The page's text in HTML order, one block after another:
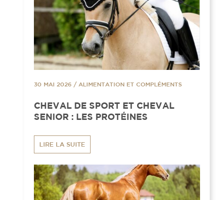
30 MAI 2026 / ALIMENTATION ET COMPLÉMENTS
CHEVAL DE SPORT ET CHEVAL
SENIOR : LES PROTÉINES
LIRE LA SUITE